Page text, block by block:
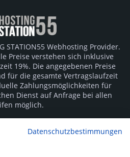
STATION55 Webhosting Provider.
Preise verstehen sich inklusive
19%. Die angegebenen Preise
für die gesamte Vertragslaufzeit
Zahlungsmöglichkeiten für
Dienst auf Anfrage bei allen
möglich.
vorbehalten.
Datenschutzbestimmungen